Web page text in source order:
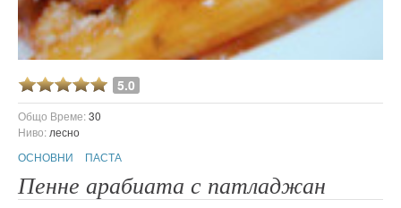
5.0
Общо Време:30
Ниво: лесно
ОСНОВНИ
ПАСТА
Пенне арабиата с патладжан